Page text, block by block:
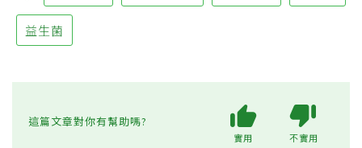
益生菌
這篇文章對你有幫助嗎?
實用 不實用